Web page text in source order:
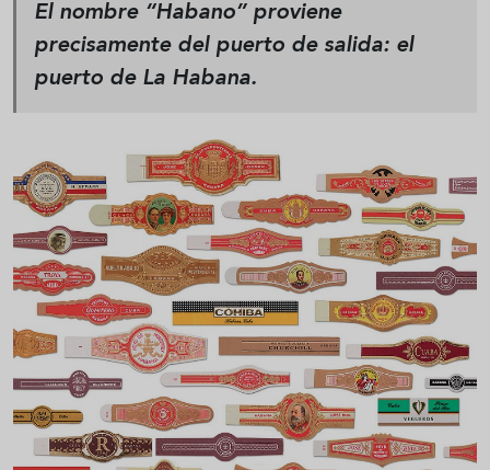
El nombre “Habano” proviene
precisamente del puerto de salida: el
puerto de La Habana.